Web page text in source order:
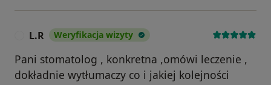
L.R Weryfikacja wizyty
Pani stomatolog , konkretna ,omówi leczenie ,
dokładnie wytłumaczy co i jakiej kolejności